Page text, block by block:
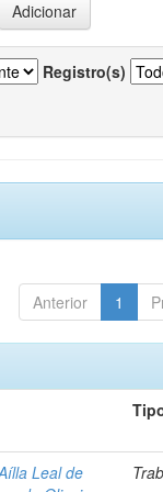
Registro(s)
Anterior 1
Leal de